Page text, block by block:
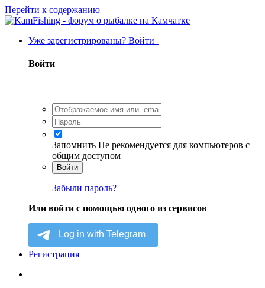
Перейти к содержанию
Уже зарегистрированы? Войти
Войти
Запомнить Не рекомендуется для компьютеров с
общим доступом
Войти
Забыли пароль?
Или войти с помощью одного из сервисов
Регистрация